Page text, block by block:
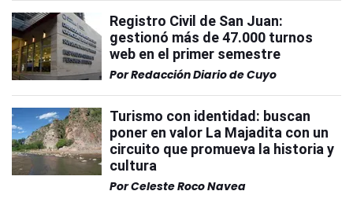
Registro Civil de San Juan:
gestionó más de 47.000 turnos
web en el primer semestre
PorRedacción Diario de Cuyo
Turismo con identidad: buscan
poner en valor La Majadita con un
circuito que promueva la historia y
cultura
PorCeleste Roco Navea